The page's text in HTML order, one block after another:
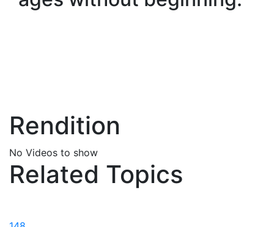
Rendition
No Videos to show
Related Topics